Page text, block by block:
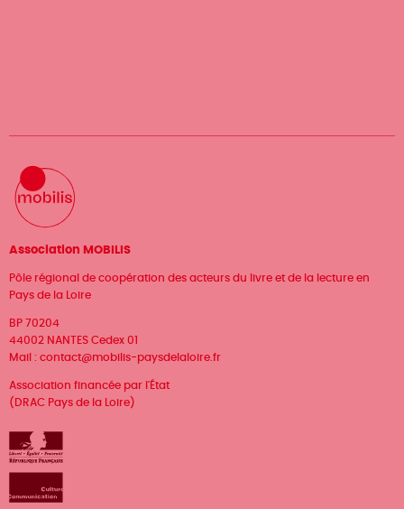
Association MOBILIS
Pôle régional de coopération des acteurs du livre et de la lecture en
Pays de la Loire
BP 70204
44002 NANTES Cedex 01
Mail : contact@mobilis-paysdelaloire.fr
Association financée par l'État
(DRAC Pays de la Loire)